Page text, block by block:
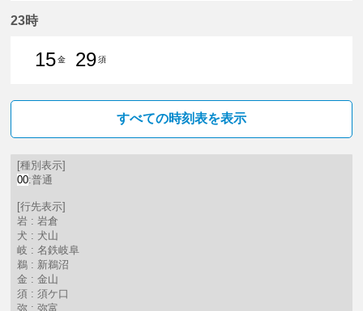
23時
15金
29須
すべての時刻表を表示
[種別表示]
00:普通
[行先表示]
岩 : 岩倉
犬 : 犬山
岐 : 名鉄岐阜
鵜 : 新鵜沼
金 : 金山
須 : 須ケ口
弥 : 弥富